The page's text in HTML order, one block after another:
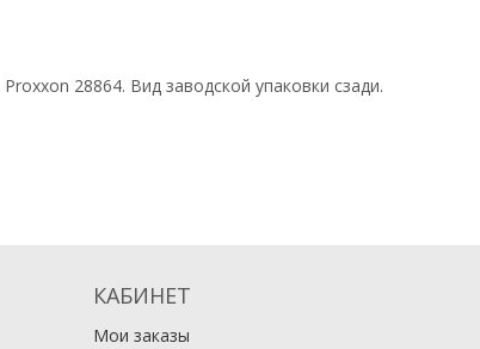
Proxxon 28864. Вид заводской упаковки сзади.
КАБИНЕТ
Мои заказы